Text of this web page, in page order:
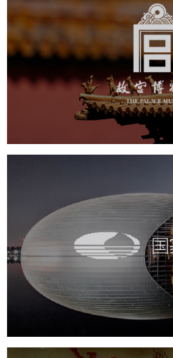
故宫博
文化艺术 博物馆 智慧博
景区网站建设
文创商城
国家
文化艺术 剧院 智慧